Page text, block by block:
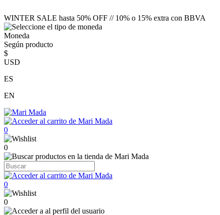
WINTER SALE hasta 50% OFF // 10% o 15% extra con BBVA
Moneda
Según producto
$
USD
ES
EN
0
0
0
0